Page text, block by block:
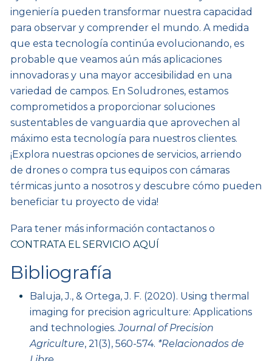
ingeniería pueden transformar nuestra capacidad
para observar y comprender el mundo. A medida
que esta tecnología continúa evolucionando, es
probable que veamos aún más aplicaciones
innovadoras y una mayor accesibilidad en una
variedad de campos. En Soludrones, estamos
comprometidos a proporcionar soluciones
sustentables de vanguardia que aprovechen al
máximo esta tecnología para nuestros clientes.
¡Explora nuestras opciones de servicios, arriendo
de drones o compra tus equipos con cámaras
térmicas junto a nosotros y descubre cómo pueden
beneficiar tu proyecto de vida!
Para tener más información contactanos o
CONTRATA EL SERVICIO AQUÍ
Bibliografía
Baluja, J., & Ortega, J. F. (2020). Using thermal
imaging for precision agriculture: Applications
and technologies.Journal of Precision
Agriculture, 21(3), 560-574. *Relacionados de